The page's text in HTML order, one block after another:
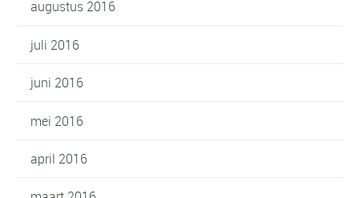
augustus 2016
juli 2016
juni 2016
mei 2016
april 2016